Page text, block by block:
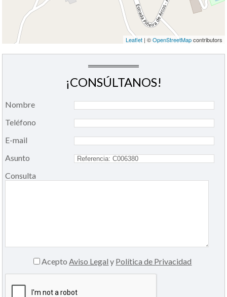
Leaflet| ©OpenStreetMapcontributors
¡CONSÚLTANOS!
Nombre
Teléfono
E-mail
Asunto
Consulta
AceptoAviso Legal y Política de Privacidad